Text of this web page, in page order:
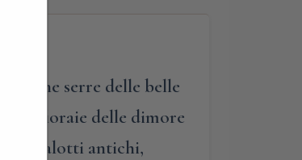
serre delle belle
fioraie delle dimore
nei salotti antichi,